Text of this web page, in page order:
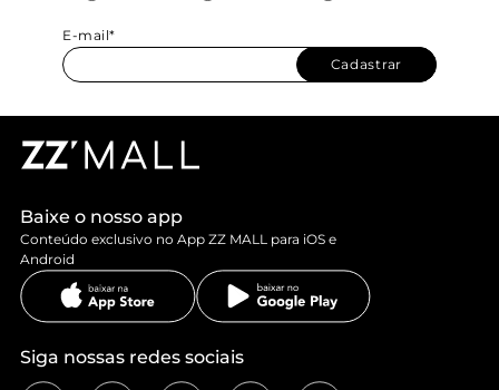
E-mail*
Cadastrar
Baixe o nosso app
Conteúdo exclusivo no App ZZ MALL para iOS e
Android
Siga nossas redes sociais